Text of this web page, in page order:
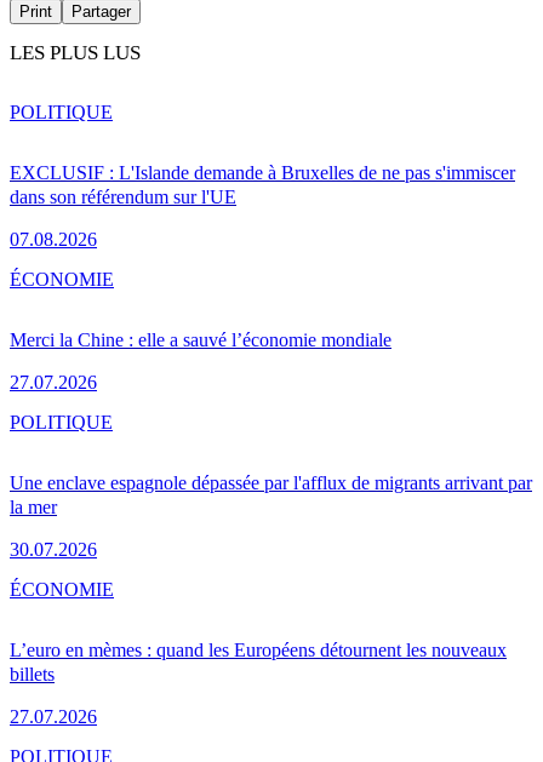
Print Partager
LES PLUS LUS
EXCLUSIF : L'Islande demande à Bruxelles de ne pas s'immiscer
dans son référendum sur l'UE
07.08.2026
POLITIQUE
Merci la Chine : elle a sauvé l’économie mondiale
27.07.2026
ÉCONOMIE
Une enclave espagnole dépassée par l'afflux de migrants arrivant par
la mer
30.07.2026
POLITIQUE
L’euro en mèmes : quand les Européens détournent les nouveaux
billets
27.07.2026
ÉCONOMIE
POLITIQUE